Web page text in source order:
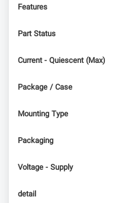
Features
Part Status
Current - Quiescent (Max)
Package / Case
Mounting Type
Packaging
Voltage - Supply
detail